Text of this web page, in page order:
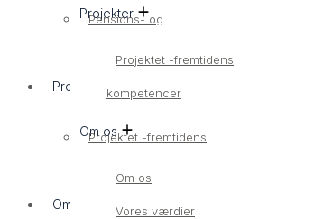
Projekter
Projektet -fremtidens
kompetencer
Om os
Om os
Vores værdier
Pensions- og
Projekter
Projektet -fremtidens
Om os